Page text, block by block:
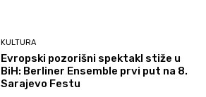
KULTURA
Evropski pozorišni spektakl stiže u
BiH: Berliner Ensemble prvi put na 8.
Sarajevo Festu